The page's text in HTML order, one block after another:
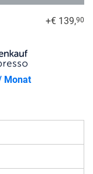
+€ 139,90
Monat